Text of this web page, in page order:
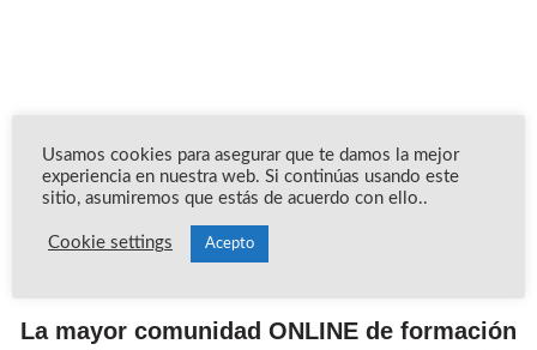
La mayor comunidad ONLINE de formación
Usamos cookies para asegurar que te damos la mejor
experiencia en nuestra web. Si continúas usando este
sitio, asumiremos que estás de acuerdo con ello..
Cookie settings Acepto